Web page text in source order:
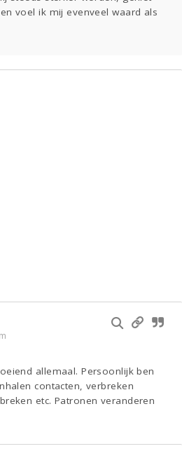
voel ik mij evenveel waard als
allemaal. Persoonlijk ben
contacten, verbreken
etc. Patronen veranderen